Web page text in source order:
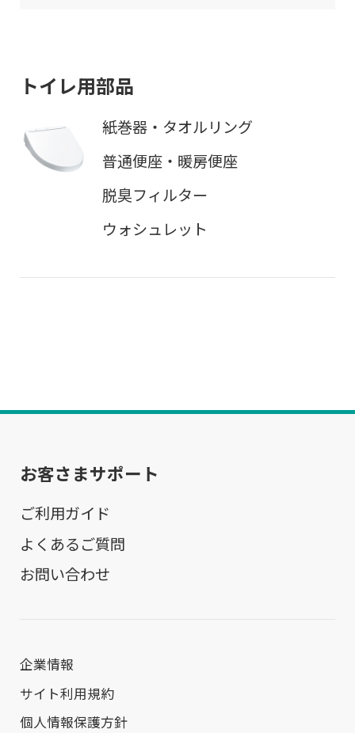
トイレ用部品
紙巻器・タオルリング
普通便座・暖房便座
脱臭フィルター
ウォシュレット
お客さまサポート
ご利用ガイド
よくあるご質問
お問い合わせ
企業情報
サイト利用規約
個人情報保護方針